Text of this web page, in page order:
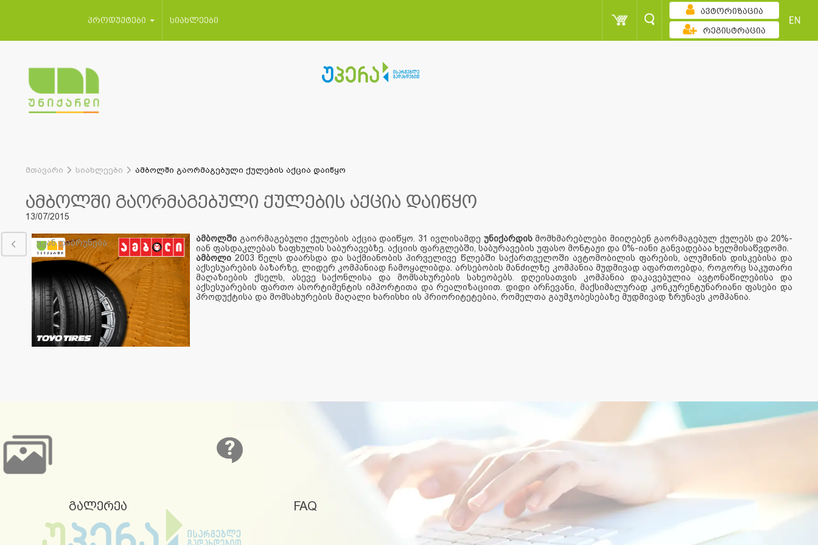
პროდუქტები სიახლეები
ავტორიზაცია
რეგისტრაცია
EN
უკან დაბრუნება
მთავარი სიახლეები ამბოლში გაორმაგებული ქულების აქცია დაიწყო
ამბოლში გაორმაგებული ქულების აქცია დაიწყო
13/07/2015
ამბოლში გაორმაგებული ქულების აქცია დაიწყო. 31 ივლისამდე უნიქარდისმომხმარებლები მიიღებენ გაორმაგებულ ქულებს და 20%-
იან ფასდაკლებას ზაფხულის საბურავებზე. აქციის ფარგლებში, საბურავების უფასო მონტაჟი და 0%-იანი განვადებაა ხელმისაწვდომი.
ამბოლი 2003 წელს დაარსდა და საქმიანობის პირველივე წლებში საქართველოში ავტომობილის ფარების, ალუმინის დისკებისა და
აქსესუარების ბაზარზე, ლიდერ კომპანიად ჩამოყალიბდა. არსებობის მანძილზე კომპანია მუდმივად აფართოებდა, როგორც საკუთარი
მაღაზიების ქსელს, ასევე საქონლისა და მომსახურების სახეობებს. დღეისათვის კომპანია დაკავებულია ავტონაწილებისა და
აქსესუარების ფართო ასორტიმენტის იმპორტითა და რეალიზაციით. დიდი არჩევანი, მაქსიმალურად კონკურენტუნარიანი ფასები და
პროდუქტისა და მომსახურების მაღალი ხარისხი ის პრიორიტეტებია, რომელთა გაუმჯობესებაზე მუდმივად ზრუნავს კომპანია.
გალერეა FAQ